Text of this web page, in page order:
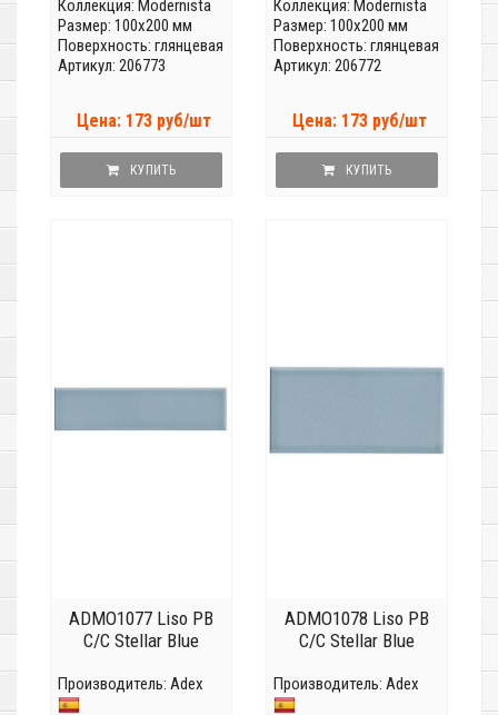
Коллекция: Modernista
Размер: 100x200 мм
Поверхность: глянцевая
Артикул: 206773
Цена: 173 руб/шт
КУПИТЬ
Коллекция: Modernista
Размер: 100x200 мм
Поверхность: глянцевая
Артикул: 206772
Цена: 173 руб/шт
КУПИТЬ
ADMO1077 Liso PB
C/C Stellar Blue
Производитель: Adex
ADMO1078 Liso PB
C/C Stellar Blue
Производитель: Adex